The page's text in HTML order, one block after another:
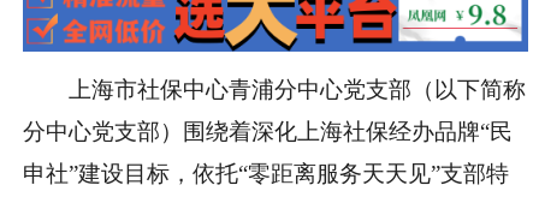
上海市社保中心青浦分中心党支部（以下简称
分中心党支部）围绕着深化上海社保经办品牌“民
申社”建设目标，依托“零距离服务天天见”支部特